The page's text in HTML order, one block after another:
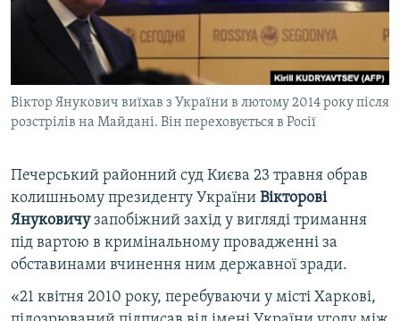
ВІДЕОУРОКИ «ELIFBE»
СВІДЧЕННЯ ОКУПАЦІЇ
УКРАЇНСЬКА ПРОБЛЕМА КРИМУ
ІНФОГРАФІКА
Русский
Qırımtatar
ДОЛУЧАЙСЯ!
Усі сайти RFE/RL
Віктор Янукович виїхав з України в лютому 2014 року після
розстрілів на Майдані. Він переховується в Росії
Печерський районний суд Києва 23 травня обрав
колишньому президенту України Вікторові
Януковичузапобіжний захід у вигляді тримання
під вартою в кримінальному провадженні за
обставинами вчинення ним державної зради.
«21 квітня 2010 року, перебуваючи у місті Харкові,